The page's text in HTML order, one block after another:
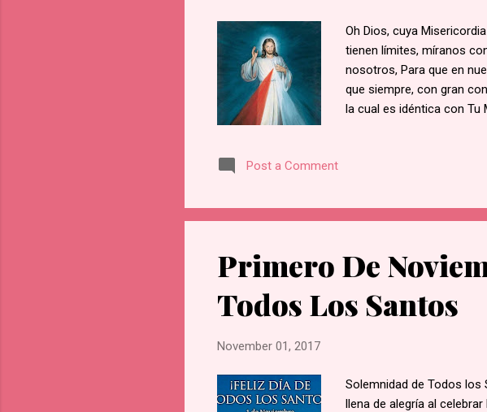
Oh Dios, cuya
tienen límites, míranos
nosotros, Para que en
que siempre, con gran
la cual es idéntica con Tu
Post a Comment
Primero De
Todos Los Santos
November 01, 2017
Solemnidad de Todos los
llena de alegría al